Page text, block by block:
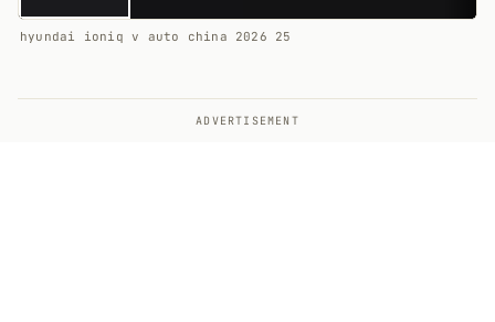
hyundai ioniq v auto china 2026 25
ADVERTISEMENT